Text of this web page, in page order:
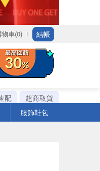
物車(0) 結帳
配
超商取貨
服飾鞋包